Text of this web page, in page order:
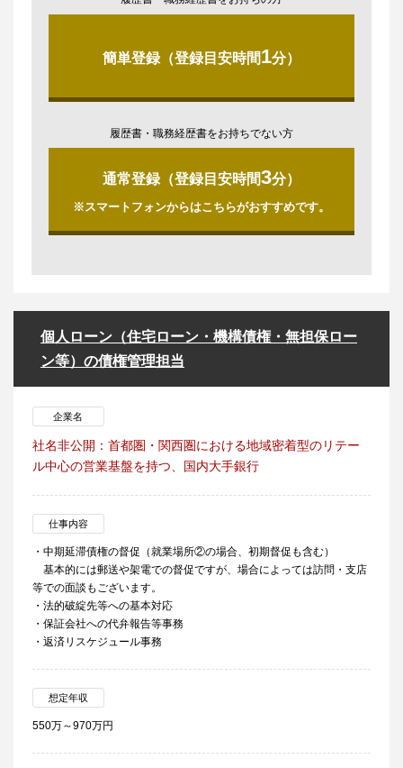
簡単登録（登録目安時間1分）
履歴書・職務経歴書をお持ちでない方
通常登録（登録目安時間3分）
※スマートフォンからはこちらがおすすめです。
個人ローン（住宅ローン・機構債権・無担保ロー
ン等）の債権管理担当
企業名
社名非公開：首都圏・関西圏における地域密着型のリテー
ル中心の営業基盤を持つ、国内大手銀行
仕事内容
・中期延滞債権の督促（就業場所②の場合、初期督促も含む）
基本的には郵送や架電での督促ですが、場合によっては訪問・支店
等での面談もございます。
・法的破綻先等への基本対応
・保証会社への代弁報告等事務
・返済リスケジュール事務
想定年収
550万～970万円